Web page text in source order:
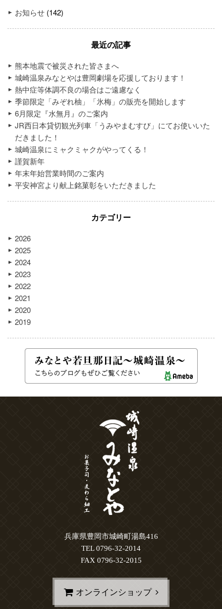
お知らせ (142)
最近の記事
熊本地震で被災された皆さまへ
城崎温泉みなとやは豊岡劇場を応援しております！
熱中症等体調不良の場合はご遠慮なく
季節限定「みぞれ柚」「氷梅」の販売を開始します
6月限定『水無月』のご案内
JR西日本貸切観光列車「うみやまむすび」にてお使いいた
だきました！
城崎温泉にミャクミャクがやってくる！
謹賀新年
年末年始営業時間のご案内
平安神宮より献上銘菓彰をいただきました
カテゴリー
2026
2025
2024
2023
2022
2021
2020
2019
兵庫県豊岡市城崎町湯島416
TEL 0796-32-2014
FAX 0796-32-2015
オンラインショップ